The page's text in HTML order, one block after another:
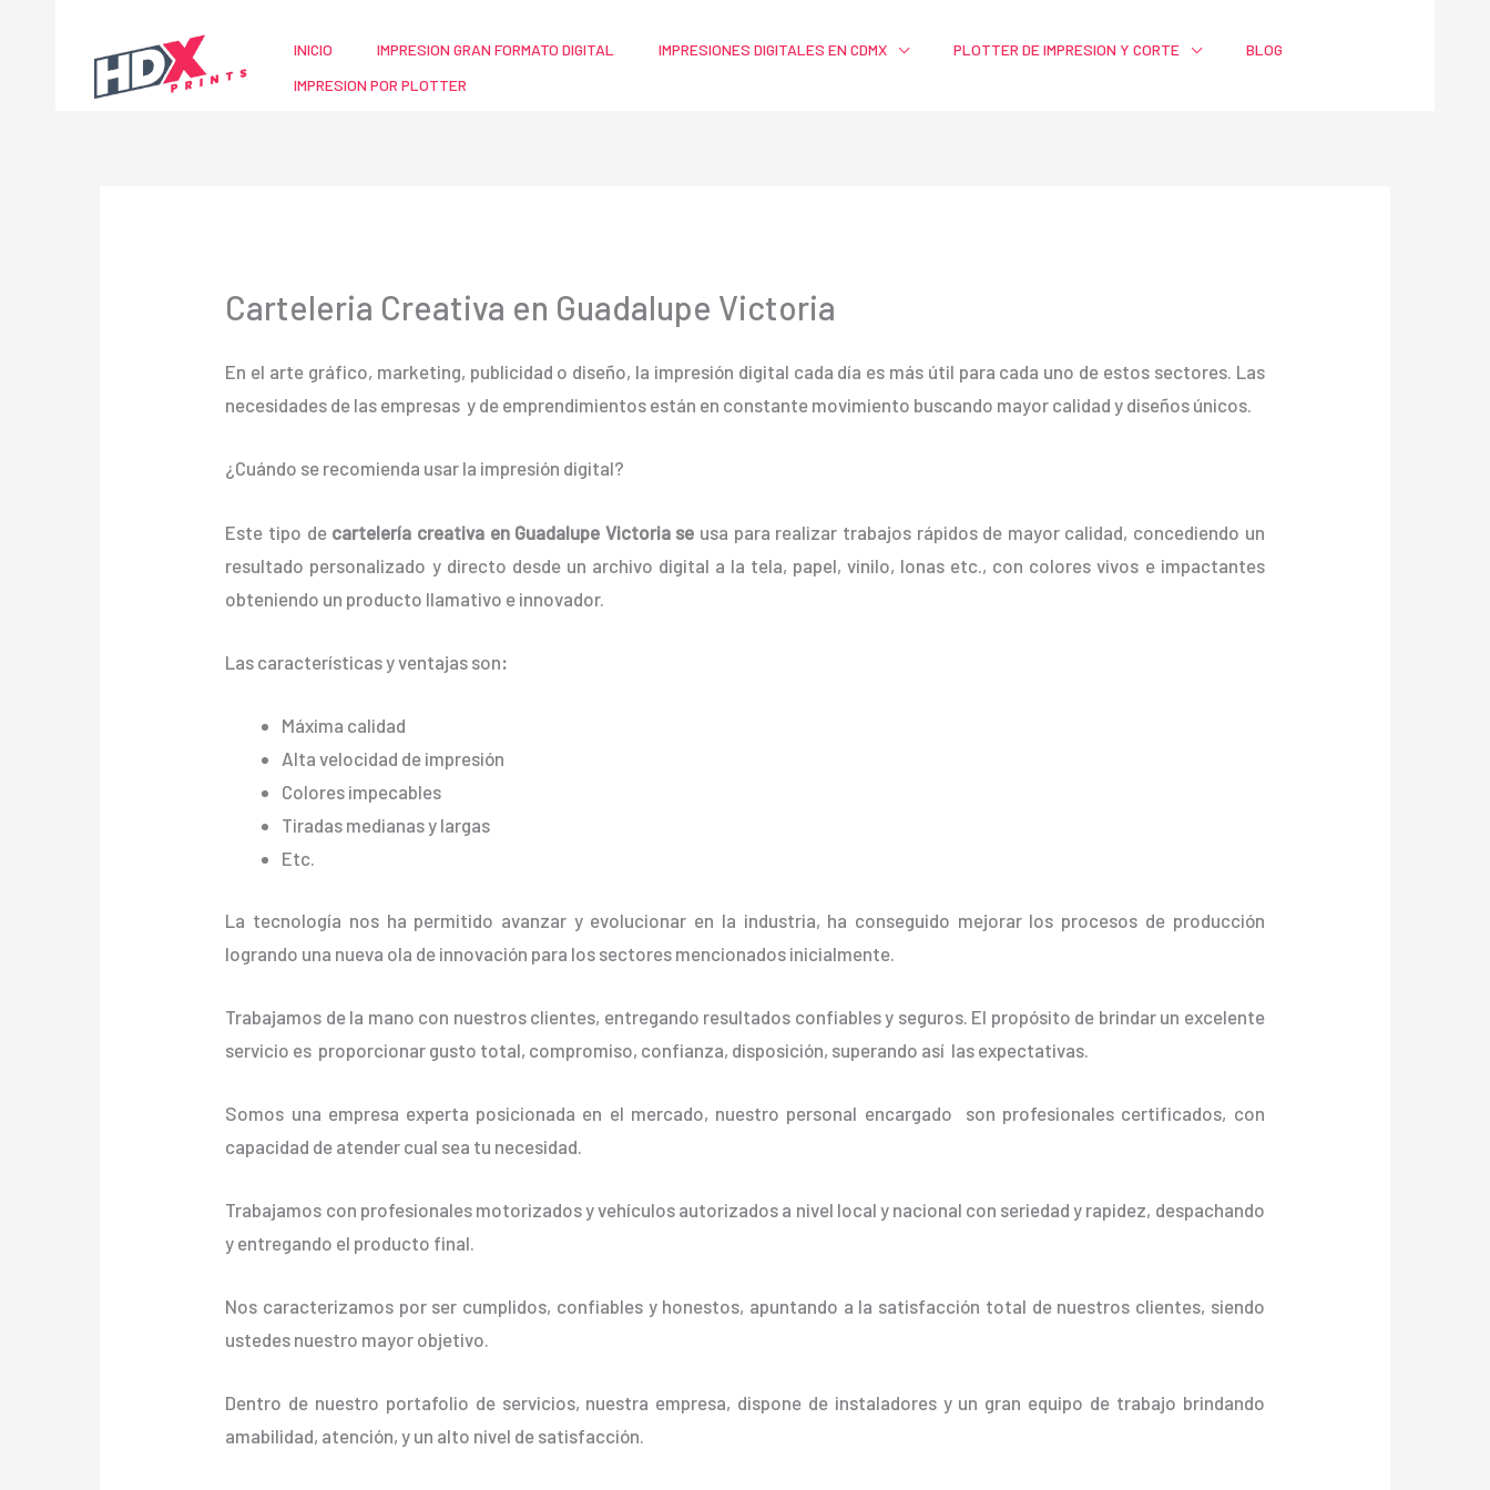
contenido
INICIO IMPRESION GRAN FORMATO DIGITAL IMPRESIONES DIGITALES EN CDMX PLOTTER DE IMPRESION Y CORTE
BLOG
IMPRESION POR PLOTTER
Carteleria Creativa en Guadalupe Victoria
En el arte gráfico, marketing, publicidad o diseño, la impresión digital cada día es más útil para cada uno de estos sectores. Las
necesidades de las empresas y de emprendimientos están en constante movimiento buscando mayor calidad y diseños únicos.
¿Cuándo se recomienda usar la impresión digital?
Este tipo de cartelería creativa en Guadalupe Victoria se usa para realizar trabajos rápidos de mayor calidad, concediendo un
resultado personalizado y directo desde un archivo digital a la tela, papel, vinilo, lonas etc., con colores vivos e impactantes
obteniendo un producto llamativo e innovador.
Las características y ventajas son:
Máxima calidad
Alta velocidad de impresión
Colores impecables
Tiradas medianas y largas
Etc.
La tecnología nos ha permitido avanzar y evolucionar en la industria, ha conseguido mejorar los procesos de producción
logrando una nueva ola de innovación para los sectores mencionados inicialmente.
Trabajamos de la mano con nuestros clientes, entregando resultados confiables y seguros. El propósito de brindar un excelente
servicio es proporcionar gusto total, compromiso, confianza, disposición, superando así las expectativas.
Somos una empresa experta posicionada en el mercado, nuestro personal encargado son profesionales certificados, con
capacidad de atender cual sea tu necesidad.
Trabajamos con profesionales motorizados y vehículos autorizados a nivel local y nacional con seriedad y rapidez, despachando
y entregando el producto final.
Nos caracterizamos por ser cumplidos, confiables y honestos, apuntando a la satisfacción total de nuestros clientes, siendo
ustedes nuestro mayor objetivo.
Dentro de nuestro portafolio de servicios, nuestra empresa, dispone de instaladores y un gran equipo de trabajo brindando
amabilidad, atención, y un alto nivel de satisfacción.